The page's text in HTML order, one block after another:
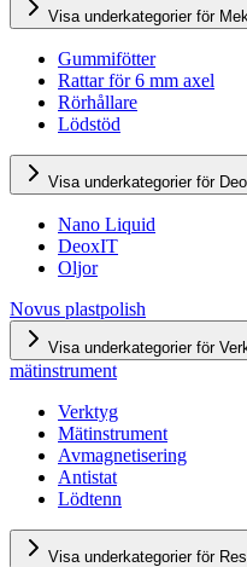
Visa underkategorier för
Gummifötter
Rattar för 6 mm axel
Rörhållare
Lödstöd
Visa underkategorier för
Nano Liquid
DeoxIT
Oljor
Novus plastpolish
Visa underkategorier för
mätinstrument
Verktyg
Mätinstrument
Avmagnetisering
Antistat
Lödtenn
Visa underkategorier för